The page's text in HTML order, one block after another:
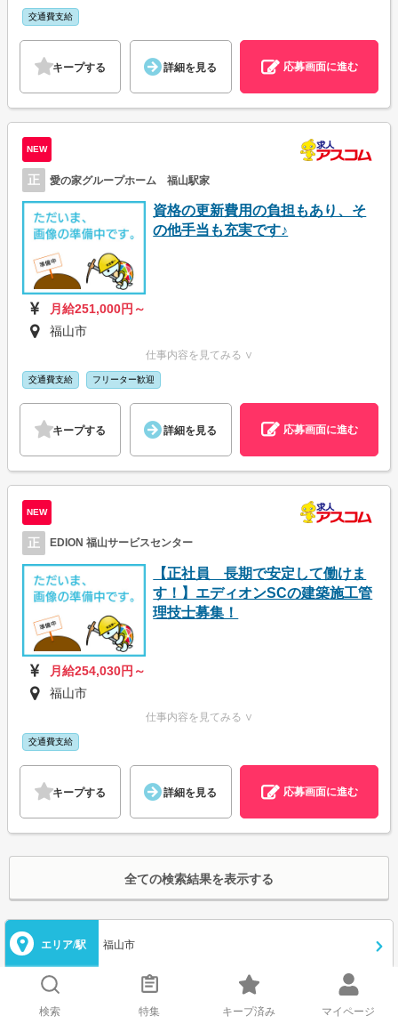
交通費支給
キープする 詳細を見る 応募画面に進む
NEW
正 愛の家グループホーム 福山駅家
資格の更新費用の負担もあり、そ
の他手当も充実です♪
月給251,000円～
福山市
仕事内容を見てみる ∨
交通費支給 フリーター歓迎
キープする 詳細を見る 応募画面に進む
NEW
正 EDION 福山サービスセンター
【正社員 長期で安定して働けま
す！】エディオンSCの建築施工管
理技士募集！
月給254,030円～
福山市
仕事内容を見てみる ∨
交通費支給
キープする 詳細を見る 応募画面に進む
全ての検索結果を表示する
エリア/駅 福山市
職種 事務・受付
検索 特集 キープ済み マイページ